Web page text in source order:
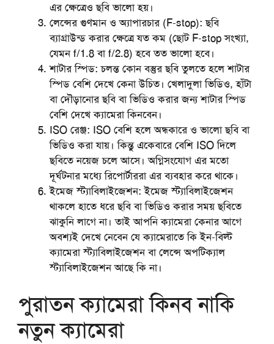
এর ক্ষেত্রেও ছবি ভালো হয়।
লেন্সের গুণমান ও অ্যাপারচার (F-stop):ছবি
ব্যাগ্রাউন্ড করার ক্ষেত্রে যত কম (ছোট F-stop সংখ্যা,
যেমন f/1.8 বা f/2.8) হবে তত ভালো হবে।
শাটার স্পিড:চলন্ত কোন বস্তুর ছবি তুলতে হলে শাটার
স্পিড বেশি দেখে কেনা উচিত। খেলাদুলা ভিডিও, হাঁটা
বা দৌড়ানোর ছবি বা ভিডিও করার জন্য শাটার স্পিড
বেশি দেখে ক্যামেরা কিনবেন।
ISO রেঞ্জ: ISO বেশি হলে অন্ধকারে ও ভালো ছবি বা
ভিডিও করা যায়। কিন্তু একেবারে বেশি ISO দিলে
ছবিতে নয়েজ চলে আসে। অগ্নিসংযোগ এর মতো
দূর্ঘটনার মধ্যে রিপোর্টাররা এর ব্যবহার করে থাকে।
ইমেজ স্ট্যাবিলাইজেশন: ইমেজ স্ট্যাবিলাইজেশন
থাকলে হাতে ধরে ছবি বা ভিডিও করার সময় ছবিতে
ঝাকুনি লাগে না। তাই আপনি ক্যামেরা কেনার আগে
অবশ্যই দেখে নেবেন যে ক্যামেরাতে কি ইন-বিল্ট
ক্যামেরা স্ট্যাবিলাইজেশন বা লেন্সে অপটিক্যাল
স্ট্যাবিলাইজেশন আছে কি না।
পুরাতন ক্যামেরা কিনব নাকি
নতুন ক্যামেরা